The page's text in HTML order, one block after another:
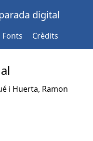
digital
Fonts Crèdits
i Huerta, Ramon